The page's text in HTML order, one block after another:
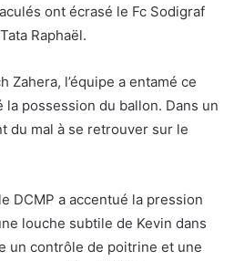
ont écrasé le Fc Sodigraf
Raphaël.
Zahera, l’équipe a entamé ce
possession du ballon. Dans un
du mal à se retrouver sur le
DCMP a accentué la pression
louche subtile de Kevin dans
un contrôle de poitrine et une